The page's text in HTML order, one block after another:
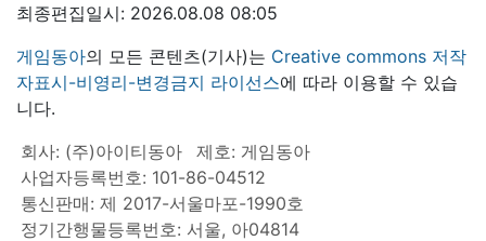
최종편집일시: 2026.08.08 08:05
게임동아의 모든 콘텐츠(기사)는 Creative commons 저작
자표시-비영리-변경금지 라이선스에 따라 이용할 수 있습
니다.
회사: (주)아이티동아
제호: 게임동아
사업자등록번호: 101-86-04512
통신판매: 제 2017-서울마포-1990호
정기간행물등록번호: 서울, 아04814